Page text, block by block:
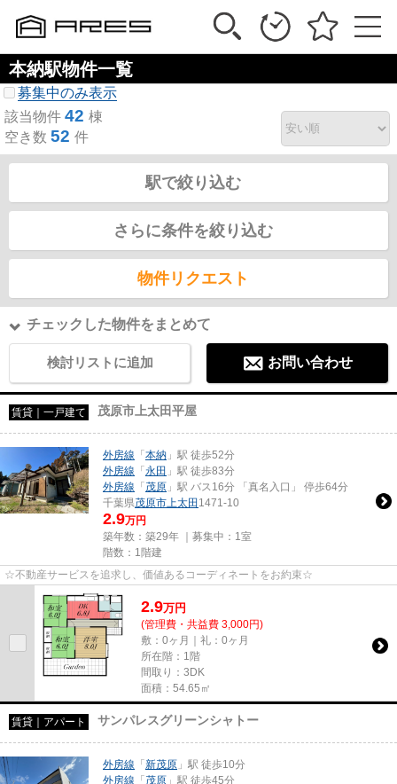
本納駅物件一覧
募集中のみ表示
該当物件 42 棟
空き数 52 件
駅で絞り込む
さらに条件を絞り込む
物件リクエスト
チェックした物件をまとめて
検討リストに追加 お問い合わせ
賃貸｜一戸建て 茂原市上太田平屋
外房線 「本納 」駅 徒歩52分
外房線 「永田 」駅 徒歩83分
外房線 「茂原 」駅 バス16分 「真名入口」 停歩64分
千葉県茂原市 上太田 1471-10
2.9万円
築年数：築29年 ｜募集中： 1室
階数：1階建
☆不動産サービスを追求し、価値あるコーディネートをお約束☆
2.9万円
(管理費・共益費 3,000円)
敷：0ヶ月｜礼：0ヶ月
所在階：1階
間取り：3DK
面積：54.65㎡
賃貸｜アパート サンパレスグリーンシャトー
外房線 「新茂原 」駅 徒歩10分
外房線 「茂原 」駅 徒歩45分